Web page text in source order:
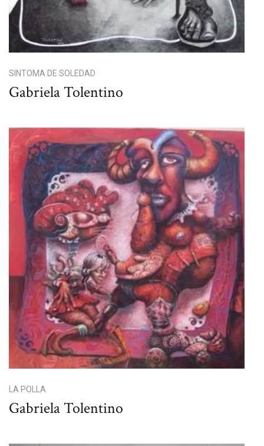
SINTOMA DE SOLEDAD
Gabriela Tolentino
LA POLLA
Gabriela Tolentino